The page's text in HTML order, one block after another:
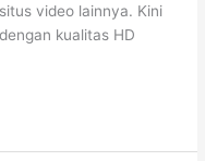
video lainnya. Kini
kualitas HD